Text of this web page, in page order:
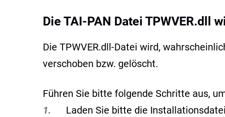
Die TAI-PAN Datei TPWVER.dll
Die TPWVER.dll-Datei wird,
verschoben bzw. gelöscht.
Führen Sie bitte folgende Schritte aus,
1.
Laden Sie bitte die